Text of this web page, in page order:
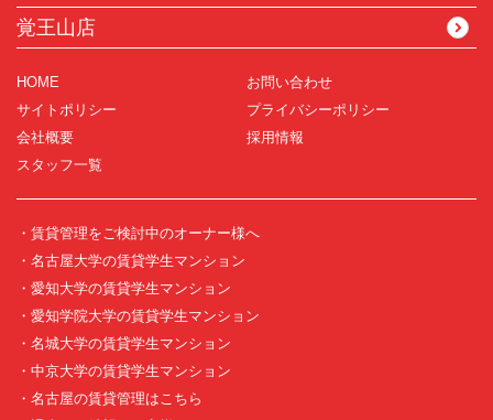
覚王山店
HOME
お問い合わせ
サイトポリシー
プライバシーポリシー
会社概要
採用情報
スタッフ一覧
・賃貸管理をご検討中のオーナー様へ
・名古屋大学の賃貸学生マンション
・愛知大学の賃貸学生マンション
・愛知学院大学の賃貸学生マンション
・名城大学の賃貸学生マンション
・中京大学の賃貸学生マンション
・名古屋の賃貸管理はこちら